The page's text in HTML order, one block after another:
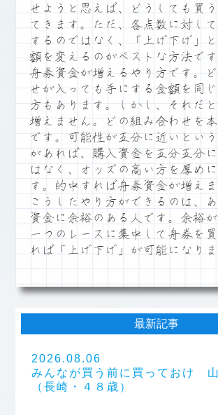
せようと思えば、どうしても買
てきます。ただ、各点数に対し
するのではなく、「上げ下げ」
額を変えるのがベストな方法で
舟券資金が増えるやり方です。
せが入っても手にする金額を同
方もあります。しかし、それだ
増えません。どの組み合わせを
です。可能性が五分に近いとい
があれば、購入資金を五分五分
はなく、オッズの高い方を厚め
す。的中すれば舟券資金が増え
こうしたやり方ができるのは、
資金に余裕のある人です。余裕が
一つのレースに集中して舟券を
れば「上げ下げ」が可能になりま
最新記事
2026.08.06
みんなが買う前に買っておけ
（長崎・４８歳）